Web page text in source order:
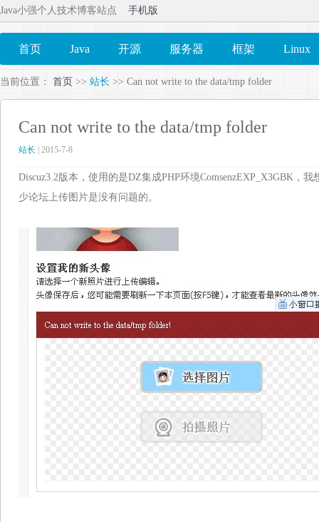
Java小强个人技术博客站点 手机版
首页 Java 开源 服务器 框架 Linux
当前位置： 首页 >> 站长 >> Can not write to the data/tmp folder
Can not write to the data/tmp folder
站长 | 2015-7-8
Discuz3.2版本，使用的是DZ集成PHP环境ComsenzEXP_X3GBK，
少论坛上传图片是没有问题的。